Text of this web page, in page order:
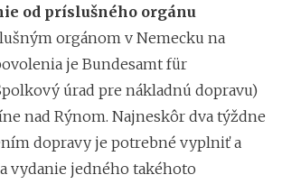
od príslušného orgánu
orgánom v Nemecku na
je Bundesamt für
úrad pre nákladnú dopravu)
nad Rýnom. Najneskôr dva týždne
dopravy je potrebné vyplniť a
vydanie jedného takéhoto